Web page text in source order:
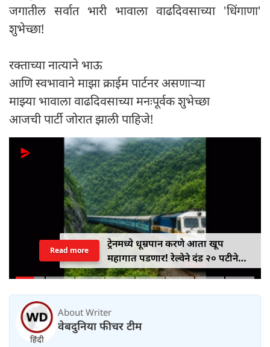
जगातील सर्वात भारी भावाला वाढदिवसाच्या 'धिंगाणा'
शुभेच्छा!
रक्ताच्या नात्याने भाऊ
आणि स्वभावाने माझा क्राईम पार्टनर असणाऱ्या
माझ्या भावाला वाढदिवसाच्या मनःपूर्वक शुभेच्छा
आजची पार्टी जोरात झाली पाहिजे!
ट्रेनमध्ये धूम्रपान करणे आता खूप
महागात पडणार! रेल्वेने दंड २० पटीने
वाढवून ₹१०० वरून ₹२,००० केला
Read more
About Writer
वेबदुनिया फीचर टीम